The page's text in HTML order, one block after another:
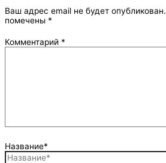
Ваш адрес email не будет опубликован.
помечены *
Комментарий *
Название*